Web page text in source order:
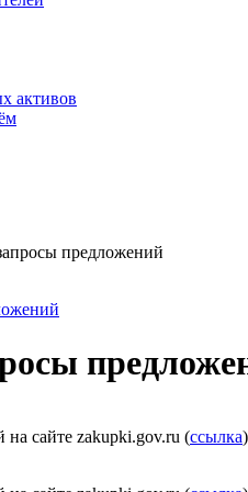
активов
предложений
сайте zakupki.gov.ru (ссылка)